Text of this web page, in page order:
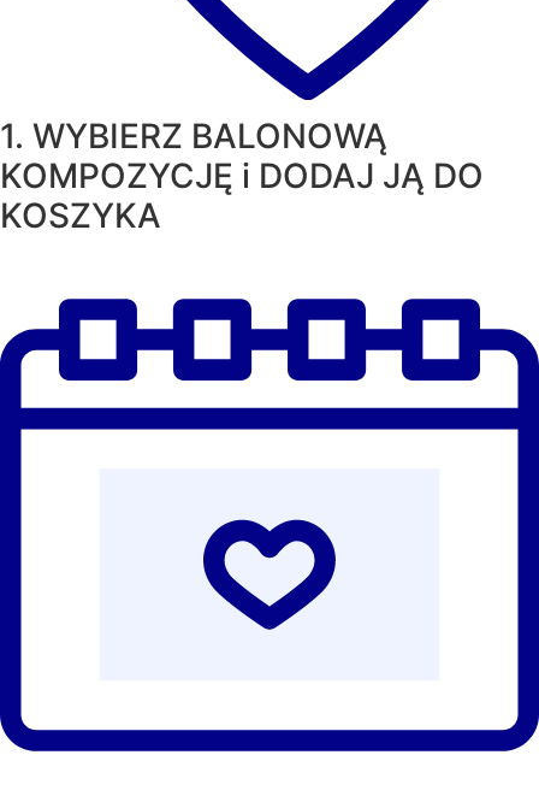
1. WYBIERZ BALONOWĄ
KOMPOZYCJĘ i DODAJ JĄ DO
KOSZYKA